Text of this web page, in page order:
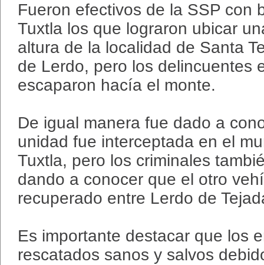
Fueron efectivos de la SSP con
Tuxtla los que lograron ubicar
altura de la localidad de Santa
de Lerdo, pero los delincuentes
escaparon hacía el monte.
De igual manera fue dado a
unidad fue interceptada en el
Tuxtla, pero los criminales
dando a conocer que el otro
recuperado entre Lerdo de
Es importante destacar que los
rescatados sanos y salvos